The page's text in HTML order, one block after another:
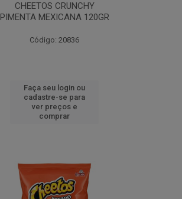
CHEETOS CRUNCHY
PIMENTA MEXICANA 120GR
Código: 20836
Faça seu login ou
cadastre-se para
ver preços e
comprar